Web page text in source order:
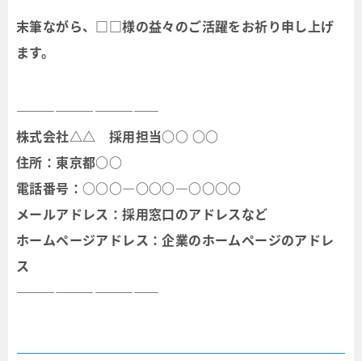
末筆ながら、□□様の益々のご活躍をお祈り申し上げ
ます。
―――――――――――
株式会社△△ 採用担当○○ ○○
住所：東京都○○
電話番号：○○○―○○○―○○○○
メールアドレス：採用窓口のアドレスなど
ホームページアドレス：企業のホームページのアドレ
ス
―――――――――――